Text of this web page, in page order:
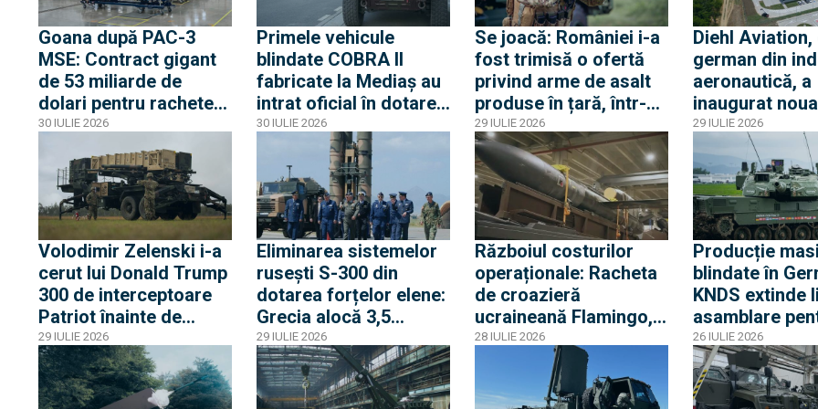
Goana după PAC-3
MSE: Contract gigant
de 53 miliarde de
dolari pentru rachete
Patriot PAC-3 MSE,
singurele capabile să
intercepteze rachete
balistice și hipersonice
30 IULIE 2026
Primele vehicule
blindate COBRA II
fabricate la Mediaș au
intrat oficial în dotarea
Armatei României
30 IULIE 2026
Se joacă: României i-a
fost trimisă o ofertă
privind arme de asalt
produse în țară, într-o
achiziție comună cu
Belgia și Franța.
Armele Minimi și
Evolys, alese deja de
francezi
29 IULIE 2026
Diehl
german din
aeronautică, a
inaugurat
fabrică de la
dezvoltată de
compania
Global Vision
29 IULIE 2026
Volodimir Zelenski i-a
cerut lui Donald Trump
300 de interceptoare
Patriot înainte de
iarnă. De ce solicitarea
Kievului are șanse
minime de
materializare
29 IULIE 2026
Eliminarea sistemelor
rusești S-300 din
dotarea forțelor elene:
Grecia alocă 3,5
miliarde de euro
pentru interceptoare
israeliene și drone V-
BAT
29 IULIE 2026
Războiul costurilor
operaționale: Racheta
de croazieră
ucraineană Flamingo,
de șase ori mai ieftină
decât sistemul
american Tomahawk
28 IULIE 2026
Producție
blindate în
KNDS extinde
asamblare
tancuri
obuzierele
26 IULIE 2026